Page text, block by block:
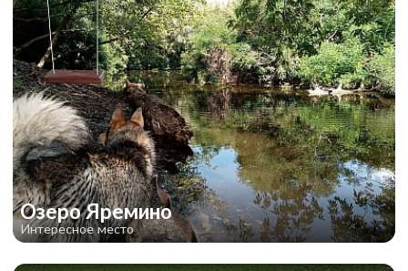
Озеро Яремино
Интересное место